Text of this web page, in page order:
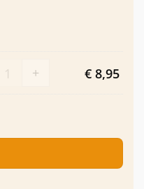
High Tack montagekit
+ € 8,95